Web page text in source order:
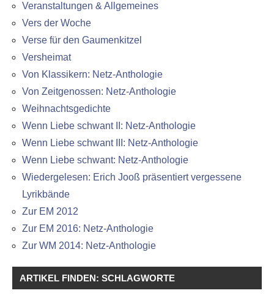
Veranstaltungen & Allgemeines
Vers der Woche
Verse für den Gaumenkitzel
Versheimat
Von Klassikern: Netz-Anthologie
Von Zeitgenossen: Netz-Anthologie
Weihnachtsgedichte
Wenn Liebe schwant II: Netz-Anthologie
Wenn Liebe schwant III: Netz-Anthologie
Wenn Liebe schwant: Netz-Anthologie
Wiedergelesen: Erich Jooß präsentiert vergessene
Lyrikbände
Zur EM 2012
Zur EM 2016: Netz-Anthologie
Zur WM 2014: Netz-Anthologie
ARTIKEL FINDEN: SCHLAGWORTE